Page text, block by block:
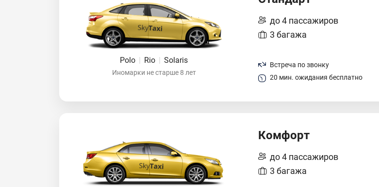
Polo | Rio | Solaris
Иномарки не старше 8 лет
до 4 пассажиров
3 багажа
Встреча по звонку
20 мин. ожидания бесплатно
Комфорт
до 4 пассажиров
3 багажа